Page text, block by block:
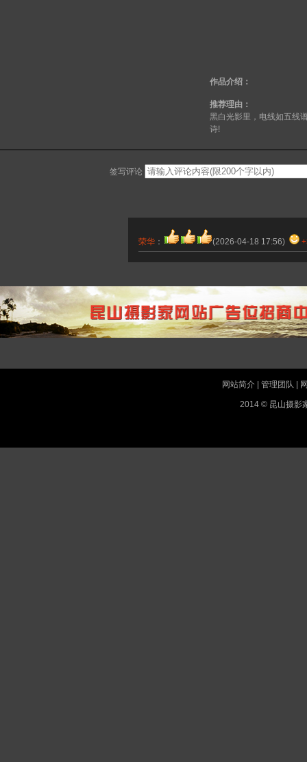
作品介绍：
推荐理由：
黑白光影里，电线如五线
诗!
签写评论
荣华 ： (2026-04-18 17:56)
网站简介| 管理团队
2014 © 昆山摄影